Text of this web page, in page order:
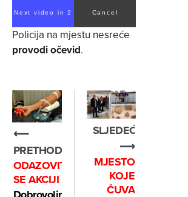
Next video in 2 Cancel
Policija na mjestu nesreće
provodi očevid.
⟵
PRETHODNO
ODAZOVITE
SE AKCIJI
SLJEDEĆE
⟶
MJESTO
KOJE
ČUVA